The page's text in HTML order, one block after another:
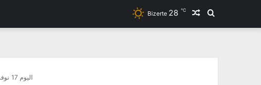
Rechercher
Article
Bizerte 28 ℃
( اليوم 17 نوفمبر طقس بملامح خريفية (فيديو